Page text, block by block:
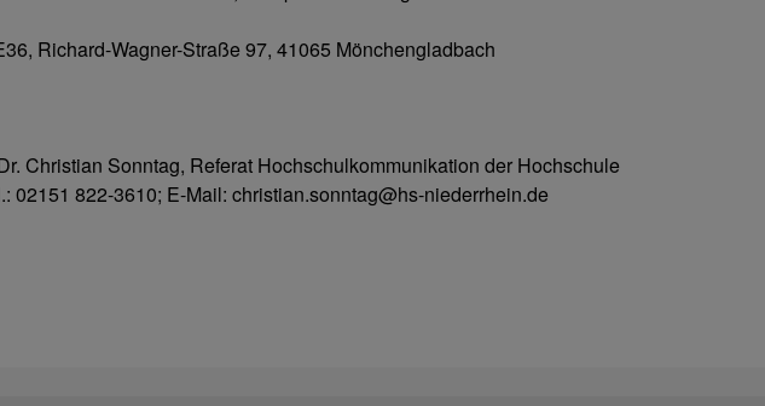
Richard-Wagner-Straße 97, 41065 Mönchengladbach
Christian Sonntag, Referat Hochschulkommunikation der Hochschule
02151 822-3610; E-Mail: christian.sonntag@hs-niederrhein.de